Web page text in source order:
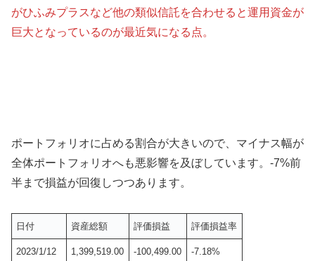
がひふみプラスなど他の類似信託を合わせると運用資金が
巨大となっているのが最近気になる点。
ポートフォリオに占める割合が大きいので、マイナス幅が
全体ポートフォリオへも悪影響を及ぼしています。-7%前
半まで損益が回復しつつあります。
日付 資産総額 評価損益 評価損益率
2023/1/12 1,399,519.00 -100,499.00 -7.18%